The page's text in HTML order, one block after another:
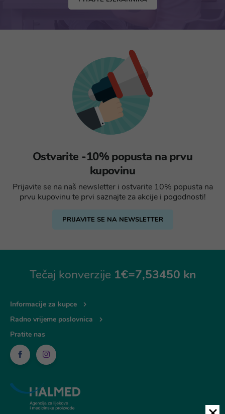
Ostvarite -10% popusta na prvu
kupovinu
Prijavite se na naš newsletter i ostvarite 10% popusta na
prvu kupovinu te prvi saznajte za akcije i pogodnosti!
PRIJAVITE SE NA NEWSLETTER
Tečaj konverzije 1€=7,53450 kn
Informacije za kupce
Radno vrijeme poslovnica
Pratite nas